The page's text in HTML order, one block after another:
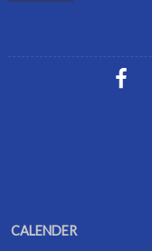
CALENDER